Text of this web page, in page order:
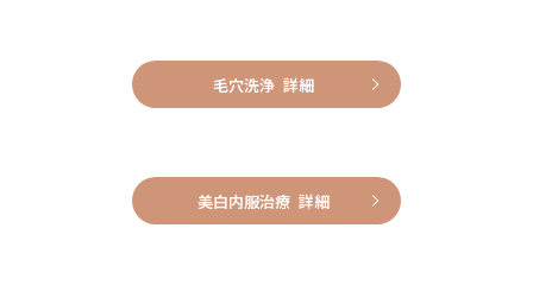
毛穴洗浄 詳細
美白内服治療 詳細